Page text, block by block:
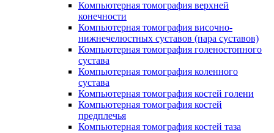
Компьютерная томография верхней
конечности
Компьютерная томография височно-
нижнечелюстных суставов (пара суставов)
Компьютерная томография голеностопного
сустава
Компьютерная томография коленного
сустава
Компьютерная томография костей голени
Компьютерная томография костей
предплечья
Компьютерная томография костей таза